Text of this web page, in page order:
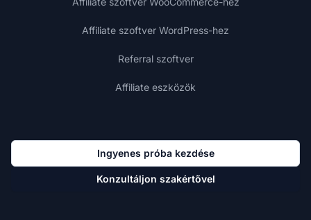
Affiliate szoftver WordPress-hez
Referral szoftver
Affiliate eszközök
Ingyenes próba kezdése
Konzultáljon szakértővel